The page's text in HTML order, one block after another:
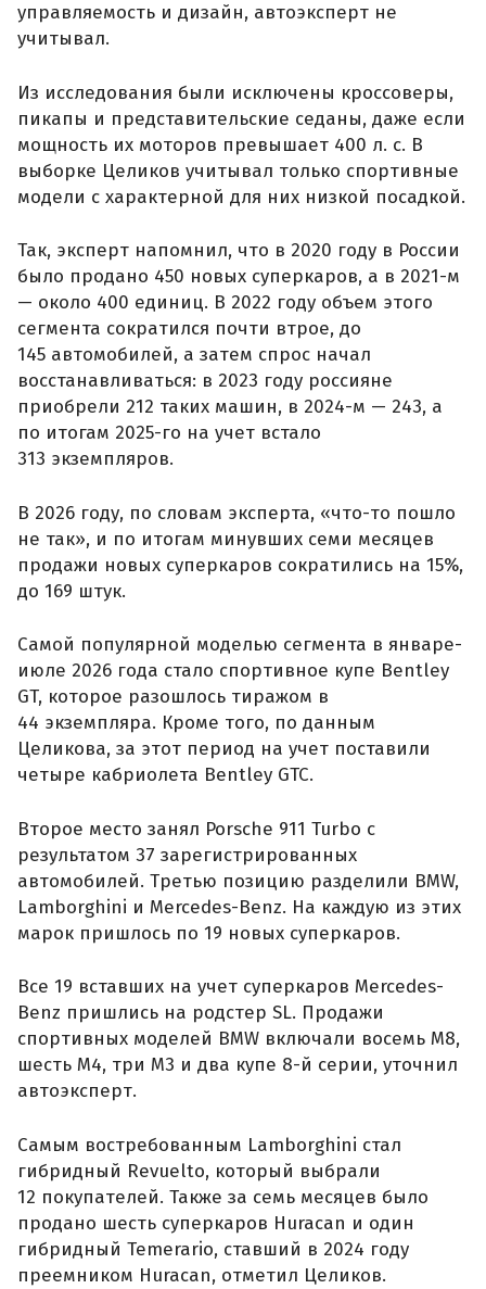
управляемость и дизайн, автоэксперт не
учитывал.
Из исследования были исключены кроссоверы,
пикапы и представительские седаны, даже если
мощность их моторов превышает 400 л. с. В
выборке Целиков учитывал только спортивные
модели с характерной для них низкой посадкой.
Так, эксперт напомнил, что в 2020 году в России
было продано 450 новых суперкаров, а в 2021-м
— около 400 единиц. В 2022 году объем этого
сегмента сократился почти втрое, до
145 автомобилей, а затем спрос начал
восстанавливаться: в 2023 году россияне
приобрели 212 таких машин, в 2024-м — 243, а
по итогам 2025-го на учет встало
313 экземпляров.
В 2026 году, по словам эксперта, «что-то пошло
не так», и по итогам минувших семи месяцев
продажи новых суперкаров сократились на 15%,
до 169 штук.
Самой популярной моделью сегмента в январе-
июле 2026 года стало спортивное купе Bentley
GT, которое разошлось тиражом в
44 экземпляра. Кроме того, по данным
Целикова, за этот период на учет поставили
четыре кабриолета Bentley GTC.
Второе место занял Porsche 911 Turbo с
результатом 37 зарегистрированных
автомобилей. Третью позицию разделили BMW,
Lamborghini и Mercedes-Benz. На каждую из этих
марок пришлось по 19 новых суперкаров.
Все 19 вставших на учет суперкаров Mercedes-
Benz пришлись на родстер SL. Продажи
спортивных моделей BMW включали восемь M8,
шесть M4, три M3 и два купе 8-й серии, уточнил
автоэксперт.
Самым востребованным Lamborghini стал
гибридный Revuelto, который выбрали
12 покупателей. Также за семь месяцев было
продано шесть суперкаров Huracan и один
гибридный Temerario, ставший в 2024 году
преемником Huracan, отметил Целиков.